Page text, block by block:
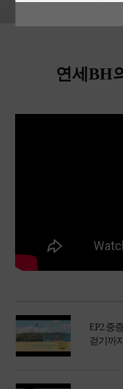
연세BH
EP2.중
걷기까